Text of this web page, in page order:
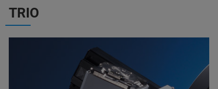
TRIO